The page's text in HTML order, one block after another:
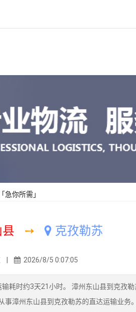
急你所需」
➙ 克孜勒苏
| 2026/8/5 0:07:05
耗时约3天21小时。 漳州东山县到克孜
漳州东山县到克孜勒苏的直达运输业务